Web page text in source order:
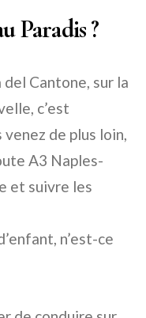
Paradis ?
Cantone, sur la
c’est
de plus loin,
A3 Naples-
et suivre les
n’est-ce